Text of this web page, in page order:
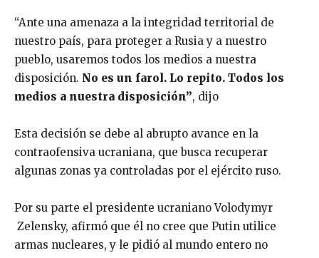
“Ante una amenaza a la integridad territorial de
nuestro país, para proteger a Rusia y a nuestro
pueblo, usaremos todos los medios a nuestra
disposición. No es un farol. Lo repito. Todos los
medios a nuestra disposición”, dijo
Esta decisión se debe al abrupto avance en la
contraofensiva ucraniana, que busca recuperar
algunas zonas ya controladas por el ejército ruso.
Por su parte el presidente ucraniano Volodymyr
Zelensky, afirmó que él no cree que Putin utilice
armas nucleares, y le pidió al mundo entero no